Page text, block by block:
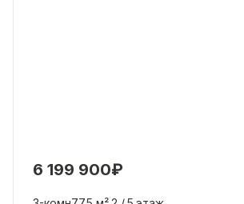
6 199 900₽